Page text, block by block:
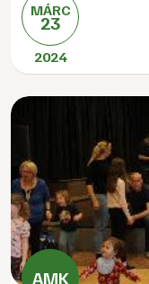
MÁRC
23
2024